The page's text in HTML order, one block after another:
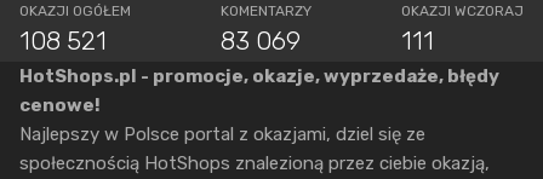
OKAZJI OGÓŁEM
108 521
KOMENTARZY
83 069
OKAZJI WCZORAJ
111
HotShops.pl - promocje, okazje, wyprzedaże, błędy
cenowe!
Najlepszy w Polsce portal z okazjami, dziel się ze
społecznością HotShops znalezioną przez ciebie okazją,